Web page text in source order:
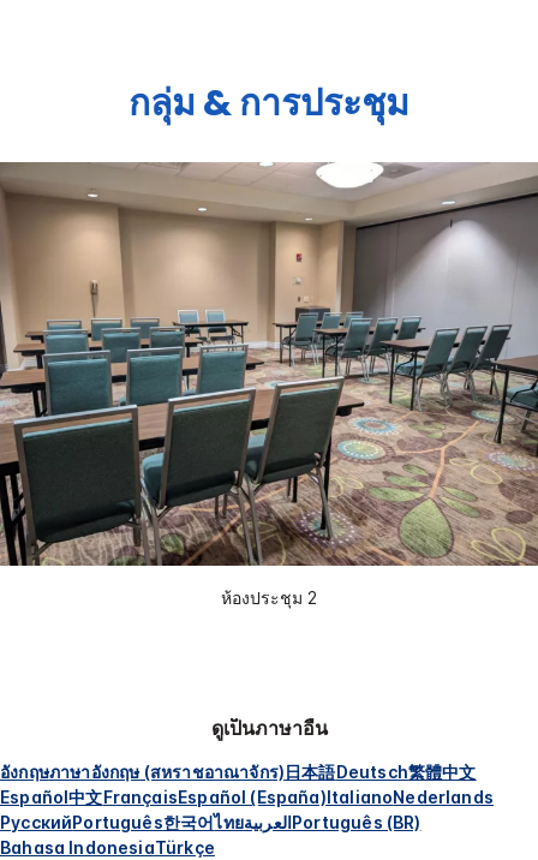
กลุ่ม & การประชุม
ห้องประชุม 2
ดูเป็นภาษาอื่น
อังกฤษภาษาอังกฤษ (สหราชอาณาจักร)日本語Deutsch繁體中文
Español中文FrançaisEspañol (España)ItalianoNederlands
РусскийPortuguês한국어ไทยالعربيةPortuguês (BR)
Bahasa IndonesiaTürkçe